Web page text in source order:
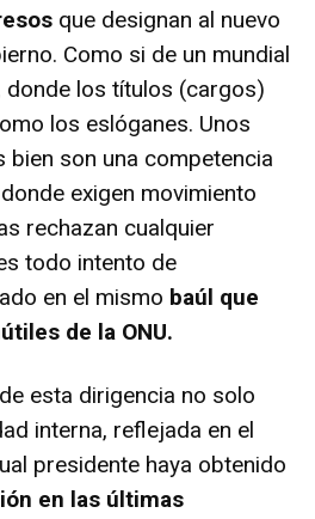
que designan al nuevo
Como si de un mundial
los títulos (cargos)
los eslóganes. Unos
bien son una competencia
donde exigen movimiento
rechazan cualquier
todo intento de
en el mismo baúl que
de la ONU.
esta dirigencia no solo
interna, reflejada en el
presidente haya obtenido
en las últimas